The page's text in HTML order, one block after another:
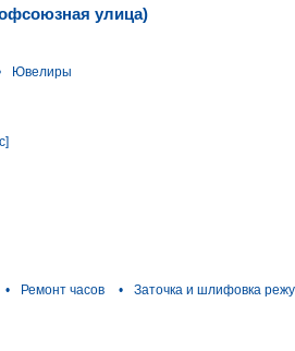
улица)
Ювелиры
• Ремонт часов •
Заточка и шлифовка